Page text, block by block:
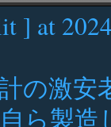
] at
の激安
ら製